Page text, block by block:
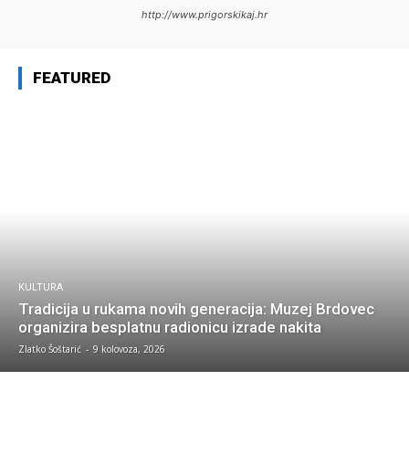
http://www.prigorskikaj.hr
FEATURED
KULTURA
Tradicija u rukama novih generacija: Muzej Brdovec
organizira besplatnu radionicu izrade nakita
Zlatko Šoštarić - 9 kolovoza, 2026